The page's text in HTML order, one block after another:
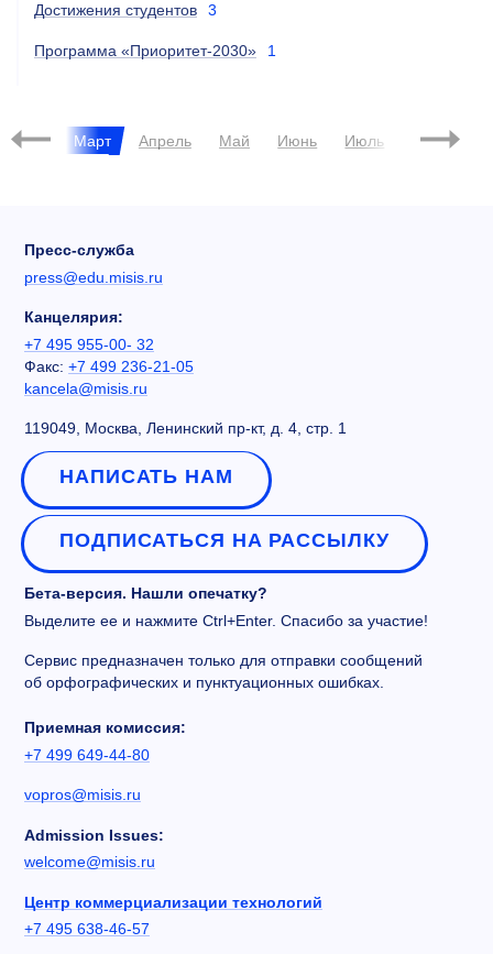
Достижения студентов 3
Программа «Приоритет-2030» 1
Март Апрель Май Июнь Июль Август
Пресс-служба
press@edu.misis.ru
Канцелярия:
+7 495 955-00- 32
Факс: +7 499 236-21-05
kancela@misis.ru
119049, Москва, Ленинский пр-кт, д. 4, стр. 1
НАПИСАТЬ НАМ
ПОДПИСАТЬСЯ НА РАССЫЛКУ
Бета-версия. Нашли опечатку?
Выделите ее и нажмите Ctrl+Enter. Спасибо за участие!
Сервис предназначен только для отправки сообщений
об орфографических и пунктуационных ошибках.
Приемная комиссия:
+7 499 649-44-80
vopros@misis.ru
Admission Issues:
welcome@misis.ru
Центр коммерциализации технологий
+7 495 638-46-57